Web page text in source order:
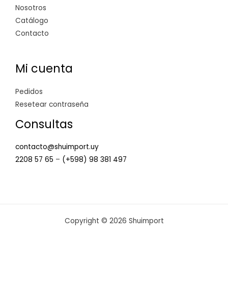
Nosotros
Catálogo
Contacto
Mi cuenta
Pedidos
Resetear contraseña
Consultas
contacto@shuimport.uy
2208 57 65 – (+598) 98 381 497
Copyright © 2026 Shuimport